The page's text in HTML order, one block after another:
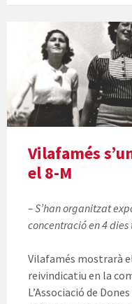
Vilafamés
el 8-M
– S’han organitzat
concentració en 4
Vilafamés mostrarà
reivindicatiu en la
L’Associació de